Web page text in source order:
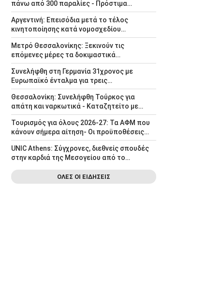
πάνω από 300 παραλίες - Πρόστιμα
έως 73.000 ευρώ
Αργεντινή: Επεισόδια μετά το τέλος
κινητοποίησης κατά νομοσχεδίου
ιδιοκτησίας
Μετρό Θεσσαλονίκης: Ξεκινούν τις
επόμενες μέρες τα δοκιμαστικά
δρομολόγια επέκτασης προς Καλαμαριά
Συνελήφθη στη Γερμανία 31χρονος με
Ευρωπαϊκό ένταλμα για τρεις
ανθρωποκτονίες στην Ελλάδα
Θεσσαλονίκη: Συνελήφθη Τούρκος για
απάτη και ναρκωτικά - Καταζητείτο με
ερυθρά αγγελία
Τουρισμός για όλους 2026-27: Τα ΑΦΜ που
κάνουν σήμερα αίτηση- Οι προϋποθέσεις
και οι δικαιούχοι
UNIC Athens: Σύγχρονες, διεθνείς σπουδές
στην καρδιά της Μεσογείου από το
ΟΛΕΣ ΟΙ ΕΙΔΗΣΕΙΣ